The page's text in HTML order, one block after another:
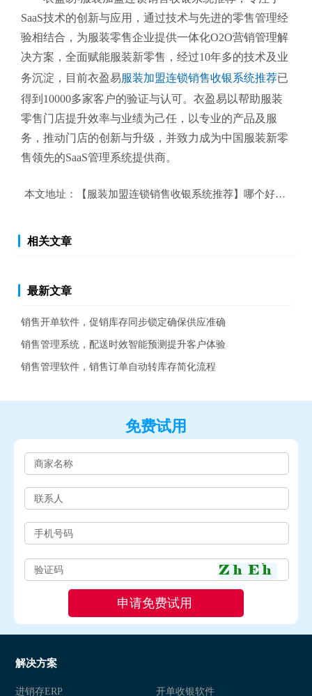
SaaS技术的创新与应用，通过技术与先进的零售管理经
验相结合，为服装零售企业提供一体化O2O营销管理解
决方案，全面赋能服装新零售，经过10年多的技术及业
务沉淀，目前衣盈易服装加盟连锁销售收银系统推荐已
得到10000多家客户的验证与认可。衣盈易以帮助服装
零售门店提升效率与业绩为己任，以专业的产品及服
务，推动门店的创新与升级，并致力成为中国服装新零
售领先的SaaS管理系统提供商。
本文地址： 【服装加盟连锁销售收银系统推荐】哪个好？服
相关文章
最新文章
销售开单软件，促销库存同步锁定确保供应准确
销售管理系统，配送时效智能预测提升客户体验
销售管理软件，销售订单自动转库存简化流程
免费试用
解决方案
进销存ERP 开单收银软件